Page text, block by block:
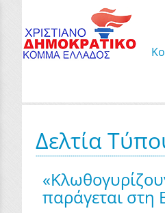
Δελτία
παράγεται στη